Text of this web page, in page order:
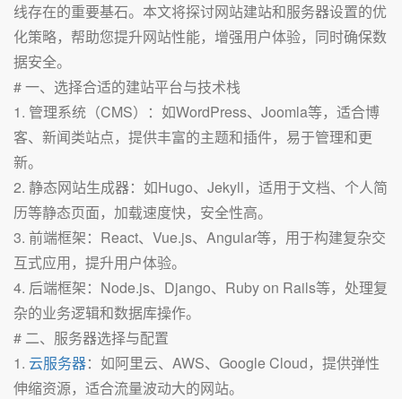
线存在的重要基石。本文将探讨网站建站和服务器设置的优
化策略，帮助您提升网站性能，增强用户体验，同时确保数
据安全。
# 一、选择合适的建站平台与技术栈
1. 管理系统（CMS）：如WordPress、Joomla等，适合博
客、新闻类站点，提供丰富的主题和插件，易于管理和更
新。
2. 静态网站生成器：如Hugo、Jekyll，适用于文档、个人简
历等静态页面，加载速度快，安全性高。
3. 前端框架：React、Vue.js、Angular等，用于构建复杂交
互式应用，提升用户体验。
4. 后端框架：Node.js、Django、Ruby on Rails等，处理复
杂的业务逻辑和数据库操作。
# 二、服务器选择与配置
1. 云服务器：如阿里云、AWS、Google Cloud，提供弹性
伸缩资源，适合流量波动大的网站。